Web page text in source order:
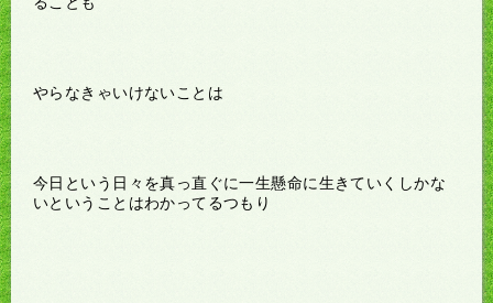
やらなきゃいけないことは
今日という日々を真っ直ぐに一生懸命に生きていくしかな
いということはわかってるつもり